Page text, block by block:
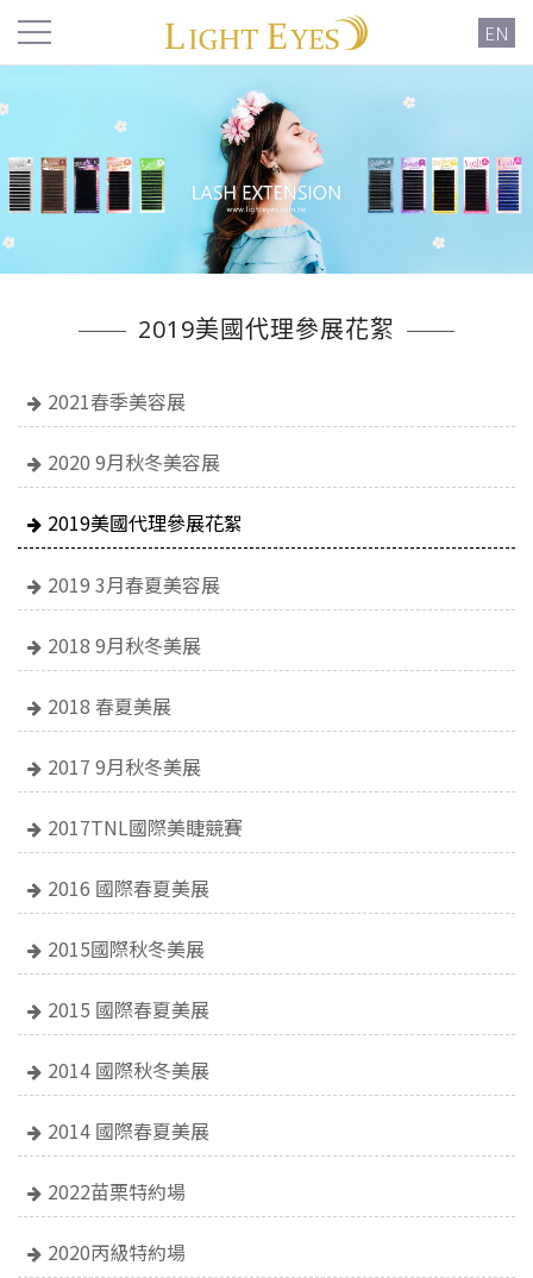
EN
2019美國代理參展花絮
2021春季美容展
2020 9月秋冬美容展
2019美國代理參展花絮
2019 3月春夏美容展
2018 9月秋冬美展
2018 春夏美展
2017 9月秋冬美展
2017TNL國際美睫競賽
2016 國際春夏美展
2015國際秋冬美展
2015 國際春夏美展
2014 國際秋冬美展
2014 國際春夏美展
2022苗栗特約場
2020丙級特約場